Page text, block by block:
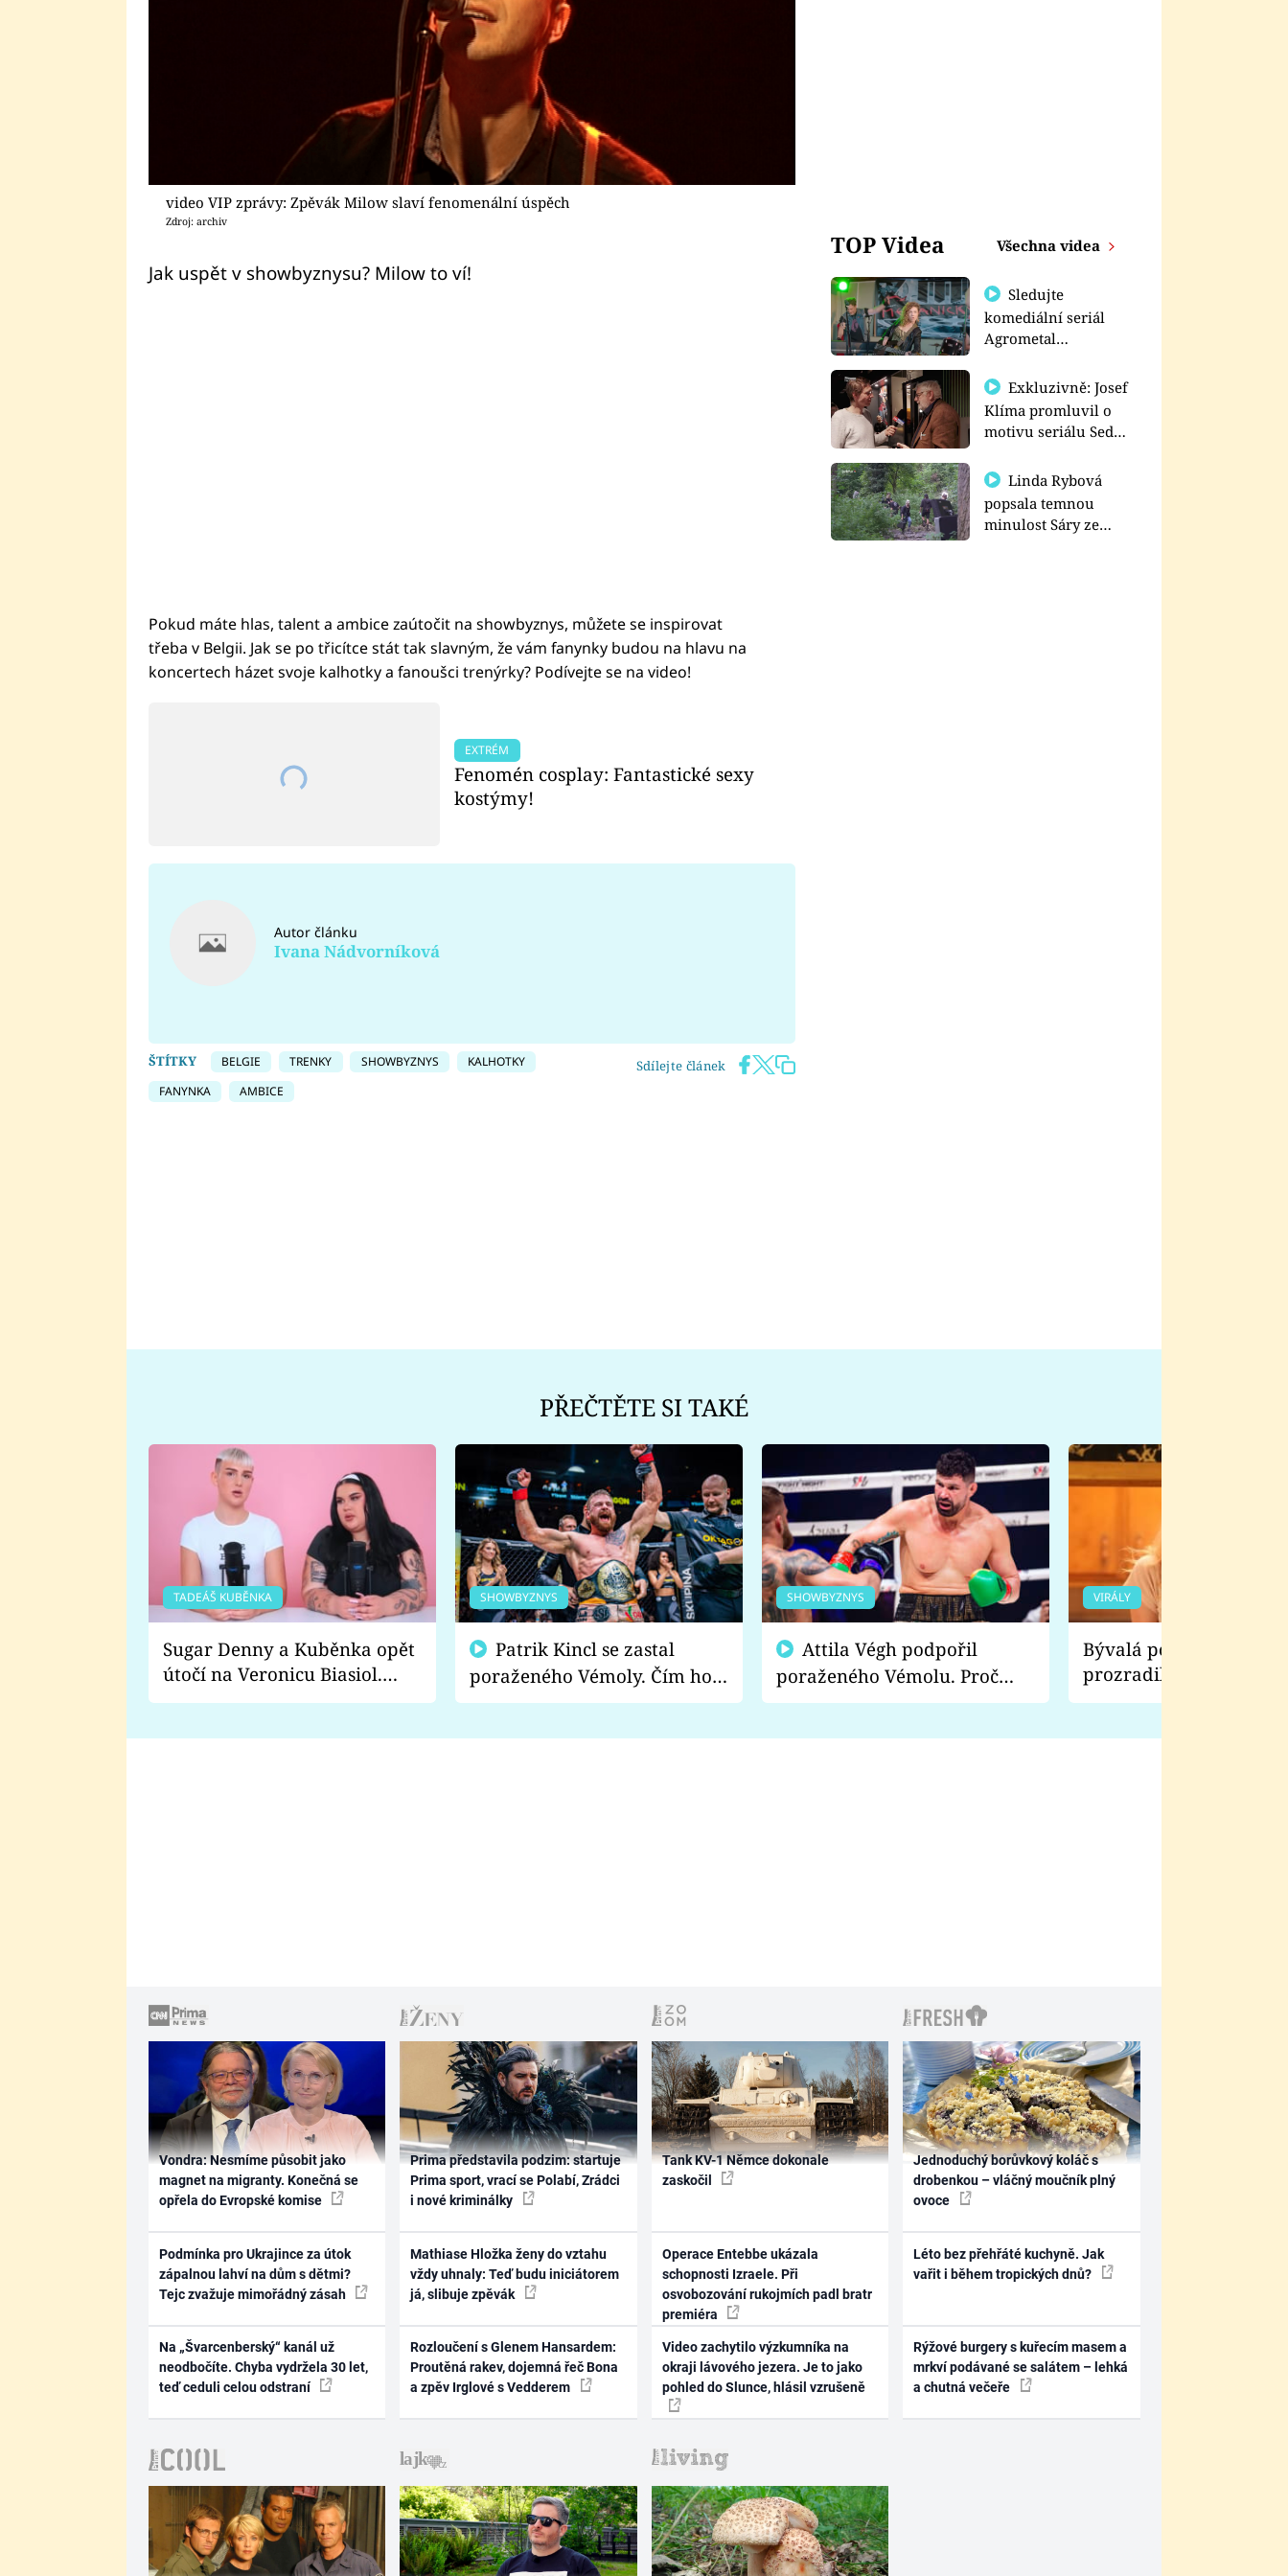
video VIP zprávy: Zpěvák Milow slaví fenomenální úspěch
Zdroj: archiv
Jak uspět v showbyznysu? Milow to ví!
Pokud máte hlas, talent a ambice zaútočit na showbyznys, můžete se inspirovat
třeba v Belgii. Jak se po třicítce stát tak slavným, že vám fanynky budou na hlavu na
koncertech házet svoje kalhotky a fanoušci trenýrky? Podívejte se na video!
EXTRÉM
Fenomén cosplay: Fantastické sexy
kostýmy!
Autor článku
Ivana Nádvorníková
Sdílejte článek
ŠTÍTKY BELGIE TRENKY SHOWBYZNYS
KALHOTKY
FANYNKA
AMBICE
TOP Videa Všechna videa
Sledujte
komediální seriál
Agrometal
prima+
Exkluzivně: Josef
Klíma promluvil o
motivu seriálu Sedm
Linda Rybová
popsala temnou
minulost Sáry ze
PŘEČTĚTE SI TAKÉ
TADEÁŠ KUBĚNKA
Sugar Denny a Kuběnka opět
útočí na Veronicu Biasiol.
Proč je podle nich falešná a
SHOWBYZNYS
poraženého Vémoly. Čím ho
fanoušci naštvali?
SHOWBYZNYS
poraženého Vémolu. Proč
chce raději zápasit s ním než
VIRÁLY
Bývalá pornoherečka
prozradila, co ji
natáčení Euforie.
Vondra: Nesmíme působit jako
magnet na migranty. Konečná se
opřela do Evropské komise
Podmínka pro Ukrajince za útok
zápalnou lahví na dům s dětmi?
Tejc zvažuje mimořádný zásah
Na „Švarcenberský“ kanál už
neodbočíte. Chyba vydržela 30 let,
teď ceduli celou odstraní
Prima představila podzim: startuje
Prima sport, vrací se Polabí, Zrádci
i nové kriminálky
Mathiase Hložka ženy do vztahu
vždy uhnaly: Teď budu iniciátorem
já, slibuje zpěvák
Rozloučení s Glenem Hansardem:
Proutěná rakev, dojemná řeč Bona
a zpěv Irglové s Vedderem
Tank KV-1 Němce dokonale
zaskočil
Operace Entebbe ukázala
schopnosti Izraele. Při
osvobozování rukojmích padl bratr
premiéra
Video zachytilo výzkumníka na
okraji lávového jezera. Je to jako
pohled do Slunce, hlásil vzrušeně
Jednoduchý borůvkový koláč s
drobenkou – vláčný moučník plný
ovoce
Léto bez přehřáté kuchyně. Jak
vařit i během tropických dnů?
Rýžové burgery s kuřecím masem a
mrkví podávané se salátem – lehká
a chutná večeře